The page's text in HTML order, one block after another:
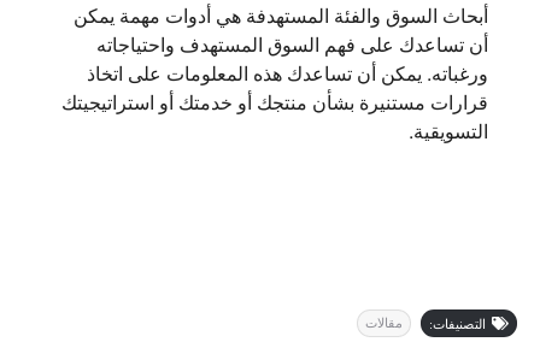
أبحاث السوق والفئة المستهدفة هي أدوات مهمة يمكن
أن تساعدك على فهم السوق المستهدف واحتياجاته
ورغباته. يمكن أن تساعدك هذه المعلومات على اتخاذ
قرارات مستنيرة بشأن منتجك أو خدمتك أو استراتيجيتك
التسويقية.
التصنيفات: مقالات